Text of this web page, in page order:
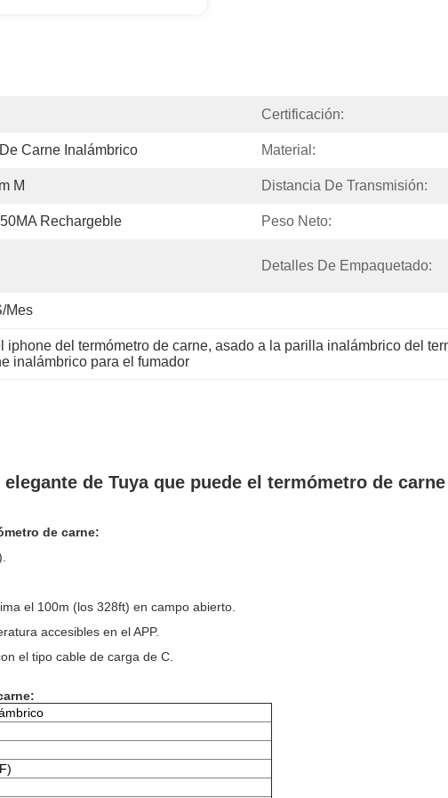
Certificación:
Carne Inalámbrico Material:
M Distancia De Transmisión:
Rechargeble Peso Neto:
Detalles De Empaquetado:
mes
iphone del termómetro de carne, asado a la parilla inalámbrico del
inalámbrico para el fumador
de Tuya que puede el termómetro de
de carne:
el 100m (los 328ft) en campo abierto.
accesibles en el APP.
el tipo cable de carga de C.